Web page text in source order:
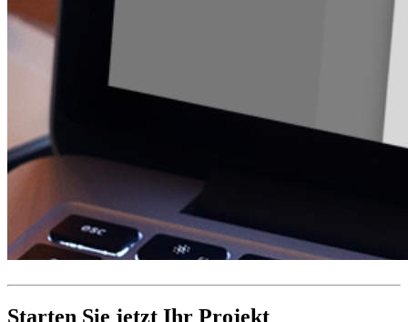
Starten Sie jetzt Ihr Projekt